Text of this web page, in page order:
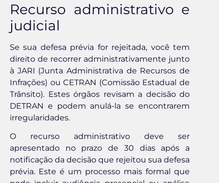
Recurso administrativo e
judicial
Se sua defesa prévia for rejeitada, você tem
direito de recorrer administrativamente junto
à JARI (Junta Administrativa de Recursos de
Infrações) ou CETRAN (Comissão Estadual de
Trânsito). Estes órgãos revisam a decisão do
DETRAN e podem anulá-la se encontrarem
irregularidades.
O recurso administrativo deve ser
apresentado no prazo de 30 dias após a
notificação da decisão que rejeitou sua defesa
prévia. Este é um processo mais formal que